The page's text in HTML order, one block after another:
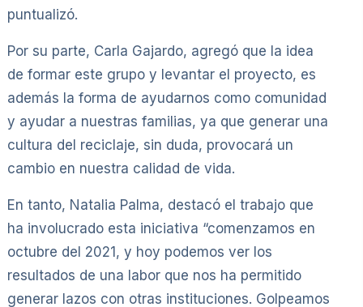
puntualizó.
Por su parte, Carla Gajardo, agregó que la idea
de formar este grupo y levantar el proyecto, es
además la forma de ayudarnos como comunidad
y ayudar a nuestras familias, ya que generar una
cultura del reciclaje, sin duda, provocará un
cambio en nuestra calidad de vida.
En tanto, Natalia Palma, destacó el trabajo que
ha involucrado esta iniciativa “comenzamos en
octubre del 2021, y hoy podemos ver los
resultados de una labor que nos ha permitido
generar lazos con otras instituciones. Golpeamos